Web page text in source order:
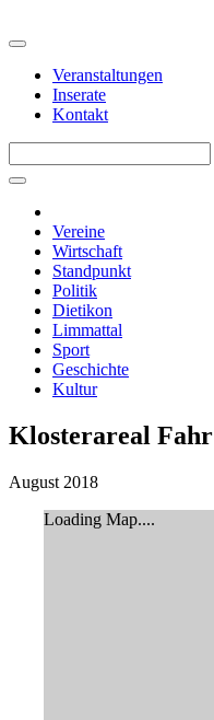
Veranstaltungen
Inserate
Kontakt
Vereine
Wirtschaft
Standpunkt
Politik
Dietikon
Limmattal
Sport
Geschichte
Kultur
Klosterareal Fahr
August 2018
Loading Map....